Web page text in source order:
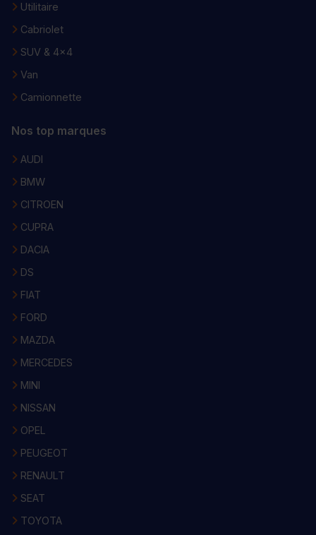
Utilitaire
Cabriolet
SUV & 4x4
Van
Camionnette
Nos top marques
AUDI
BMW
CITROEN
CUPRA
DACIA
DS
FIAT
FORD
MAZDA
MERCEDES
MINI
NISSAN
OPEL
PEUGEOT
RENAULT
SEAT
TOYOTA